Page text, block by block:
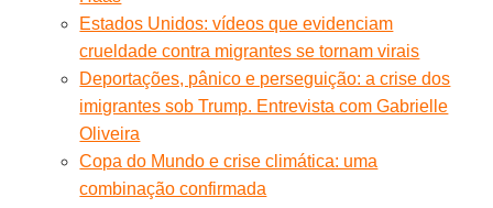
Estados Unidos: vídeos que evidenciam
crueldade contra migrantes se tornam virais
Deportações, pânico e perseguição: a crise dos
imigrantes sob Trump. Entrevista com Gabrielle
Oliveira
Copa do Mundo e crise climática: uma
combinação confirmada